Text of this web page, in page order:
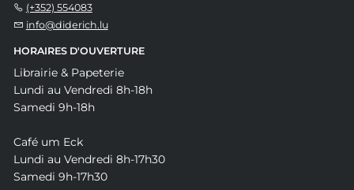
(+352) 554083
info@diderich.lu
HORAIRES D'OUVERTURE
Librairie & Papeterie
Lundi au Vendredi 8h-18h
Samedi 9h-18h
Café um Eck
Lundi au Vendredi 8h-17h30
Samedi 9h-17h30